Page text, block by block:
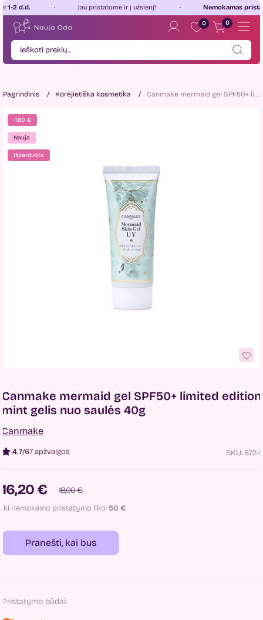
d.d. Jau pristatome ir į užsienį! Nemokamas
0 0
Pagrindinis Korėjietiška kosmetika Canmake mermaid gel SPF50+ limited edition mint gelis nuo saulės 40g
-1,80 €
Nauja
Išparduota
Canmake mermaid gel SPF50+ limited edition
mint gelis nuo saulės 40g
Canmake
4.7/67 apžvalgos SKU: 872-1
16,20 € 18,00 €
Iki nemokamo pristatymo liko:50 €
Pranešti, kai bus
Pristatymo būdai: